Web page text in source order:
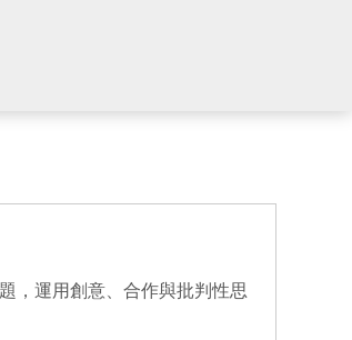
，運用創意、合作與批判性思